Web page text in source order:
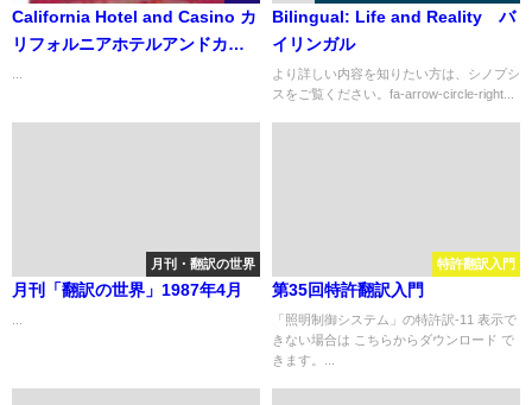
California Hotel and Casino カ
リフォルニアホテルアンドカジ
Bilingual: Life and Reality バ
イリンガル
より詳しい内容を知りたい方は、シノプシ
スをご覧ください。fa-arrow-circle-right...
月刊・翻訳の世界
月刊「翻訳の世界」1987年4月
特許翻訳入門
第35回特許翻訳入門
「照明制御システム」の特許訳-11 表示で
きない場合は こちらからダウンロード で
きます。...